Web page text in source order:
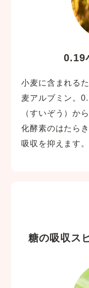
0.19
小麦に含まれる
麦アルブミン。
（すいぞう）か
化酵素のはたら
吸収を抑えます。
糖の吸収ス